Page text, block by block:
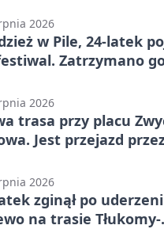
2026
w Pile, 24-latek
Zatrzymano
2026
trasa przy placu
Jest przejazd
2026
zginął po
na trasie Tłukomy-